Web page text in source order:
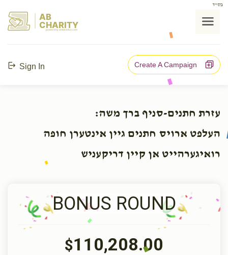
בס"ד
AB
CHARITY
powerd by ahblicklive.com
Sign In Create A Campaign
עזרת חתנים-סניף ברך משה:
העלפט ארויס חתנים גיין אינטערן חופה
רואיגערהייט אן קיין דריקעניש
BONUS ROUND
$110,208.00